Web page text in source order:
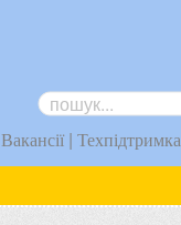
Вакансії| Техпідтримка